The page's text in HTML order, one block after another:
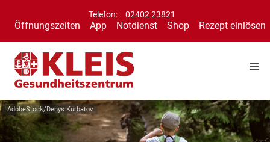
Telefon: 02402 23821
Öffnungszeiten App Notdienst Shop Rezept einlösen
AdobeStock/Denys Kurbatov